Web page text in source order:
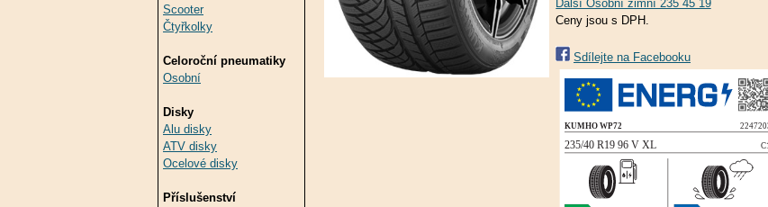
Scooter
Čtyřkolky
Celoroční pneumatiky
Osobní
Disky
Alu disky
ATV disky
Ocelové disky
Příslušenství
Ceny jsou s DPH.
Sdílejte na Facebooku